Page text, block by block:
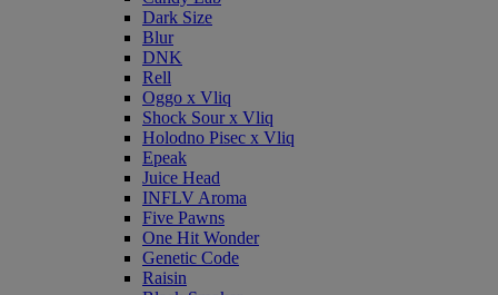
Dark Size
Blur
DNK
Rell
Oggo x Vliq
Shock Sour x Vliq
Holodno Pisec x Vliq
Epeak
Juice Head
INFLV Aroma
Five Pawns
One Hit Wonder
Genetic Code
Raisin